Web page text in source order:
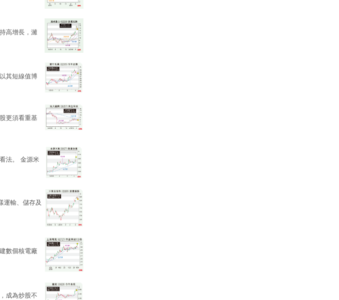
高增長，濰
其短線值博
更須看重基
法。 金源米
運輸、儲存及
數個核電廠
成為炒股不